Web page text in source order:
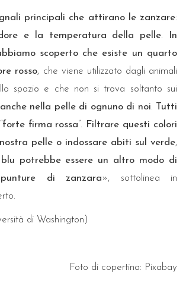
principali che attirano le zanzare:
e la temperatura della pelle.
In
scoperto che esiste un quarto
rosso, che viene utilizzato dagli animali
spazio e che non si trova soltanto sui
nella pelle di ognuno di noi. Tutti
“forte firma rossa”. Filtrare questi colori
pelle o indossare abiti sul verde,
potrebbe essere un altro modo di
di zanzara», sottolinea in
di Washington)
Foto di copertina: Pixabay